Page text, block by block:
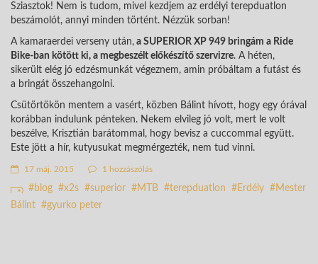
Sziasztok! Nem is tudom, mivel kezdjem az erdélyi terepduatlon
beszámolót, annyi minden történt. Nézzük sorban!
A kamaraerdei verseny után, a SUPERIOR XP 949 bringám a Ride
Bike-ban kötött ki, a megbeszélt előkészítő szervizre. A héten,
sikerült elég jó edzésmunkát végeznem, amin próbáltam a futást és
a bringát összehangolni.
Csütörtökön mentem a vasért, közben Bálint hívott, hogy egy órával
korábban indulunk pénteken. Nekem elvileg jó volt, mert le volt
beszélve, Krisztián barátommal, hogy bevisz a cuccommal együtt.
Este jött a hír, kutyusukat megmérgezték, nem tud vinni.
17 máj. 2015 1 hozzászólás
blog x2s superior MTB terepduatlon Erdély
Mester
Bálint
gyurko peter